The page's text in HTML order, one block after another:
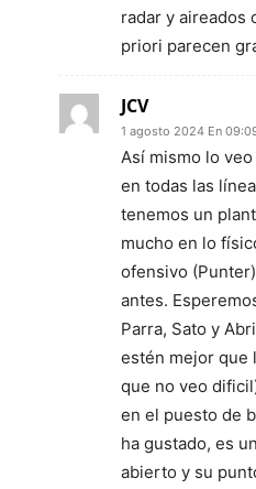
radar y aireados
priori parecen
JCV
1 agosto 2024 En
Así mismo lo
en todas las
tenemos un
mucho en lo
ofensivo
antes.
Parra, Sato y
estén mejor que
que no veo
en el puesto de
ha gustado, es
abierto y su